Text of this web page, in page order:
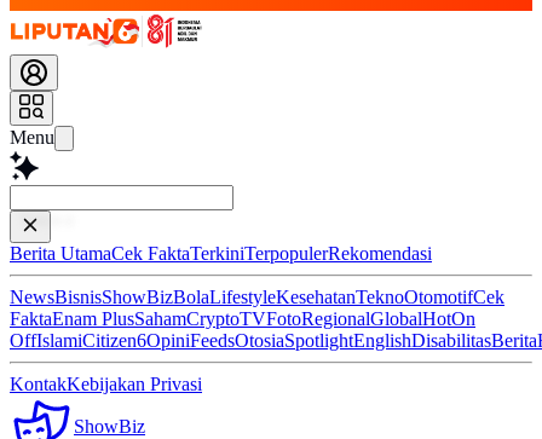
Menu
Baca lebih cepat
Berita UtamaCek FaktaTerkiniTerpopulerRekomendasi
NewsBisnisShowBizBolaLifestyleKesehatanTeknoOtomotifCek
FaktaEnam PlusSahamCryptoTVFotoRegionalGlobalHotOn
OffIslamiCitizen6OpiniFeedsOtosiaSpotlightEnglishDisabilitasBerita
KontakKebijakan Privasi
ShowBiz